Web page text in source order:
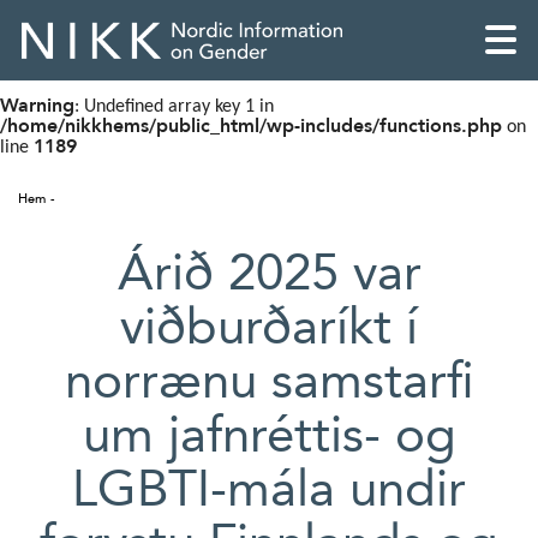
English
Skandinaviska
Warning: Undefined array key 1 in
/home/nikkhems/public_html/wp-includes/functions.php on
line 1189
Hem
Árið 2025 var
viðburðaríkt í
norrænu samstarfi
um jafnréttis- og
LGBTI-mála undir